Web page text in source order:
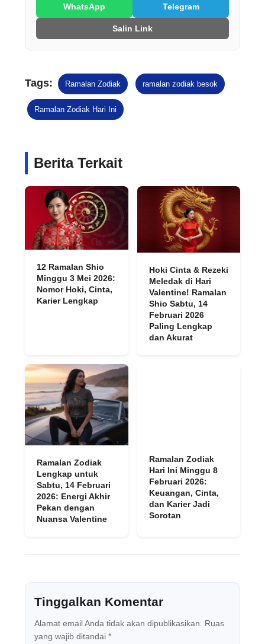
WhatsApp Telegram
Salin Link
Tags: Ramalan Zodiak ramalan zodiak besok
Ramalan Zodiak Hari Ini
Berita Terkait
12 Ramalan Shio
Minggu 3 Mei 2026:
Nomor Hoki, Cinta,
Karier Lengkap
Hoki Cinta & Rezeki
Meledak di Hari
Valentine! Ramalan
Shio Sabtu, 14
Februari 2026
Paling Lengkap
dan Akurat
Ramalan Zodiak
Lengkap untuk
Sabtu, 14 Februari
2026: Energi Akhir
Pekan dengan
Nuansa Valentine
Ramalan Zodiak
Hari Ini Minggu 8
Februari 2026:
Keuangan, Cinta,
dan Karier Jadi
Sorotan
Tinggalkan Komentar
Alamat email Anda tidak akan dipublikasikan.
Ruas
yang wajib ditandai *